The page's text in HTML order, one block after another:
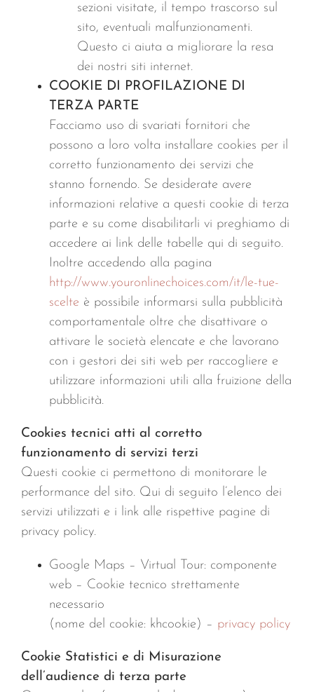
sezioni visitate, il tempo trascorso sul
sito, eventuali malfunzionamenti.
Questo ci aiuta a migliorare la resa
dei nostri siti internet.
COOKIE DI PROFILAZIONE DI
TERZA PARTE
Facciamo uso di svariati fornitori che
possono a loro volta installare cookies per il
corretto funzionamento dei servizi che
stanno fornendo. Se desiderate avere
informazioni relative a questi cookie di terza
parte e su come disabilitarli vi preghiamo di
accedere ai link delle tabelle qui di seguito.
Inoltre accedendo alla pagina
http://www.youronlinechoices.com/it/le-tue-
scelte è possibile informarsi sulla pubblicità
comportamentale oltre che disattivare o
attivare le società elencate e che lavorano
con i gestori dei siti web per raccogliere e
utilizzare informazioni utili alla fruizione della
pubblicità.
Cookies tecnici atti al corretto
funzionamento di servizi terzi
Questi cookie ci permettono di monitorare le
performance del sito. Qui di seguito l’elenco dei
servizi utilizzati e i link alle rispettive pagine di
privacy policy.
Google Maps – Virtual Tour: componente
web – Cookie tecnico strettamente
necessario
(nome del cookie: khcookie) – privacy policy
Cookie Statistici e di Misurazione
dell’audience di terza parte